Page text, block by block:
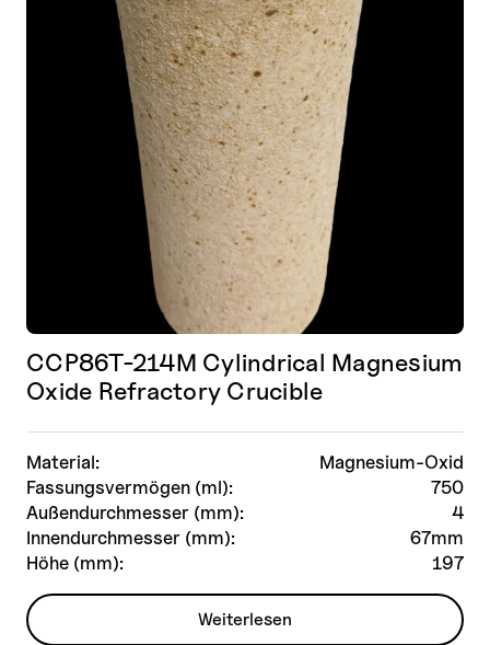
Material:
Magnesium-Oxid
Fassungsvermögen (ml):
750
Außendurchmesser (mm):
4
Innendurchmesser (mm):
67mm
Höhe (mm):
197
CCP86T-214M Cylindrical Magnesium
Oxide Refractory Crucible
Weiterlesen